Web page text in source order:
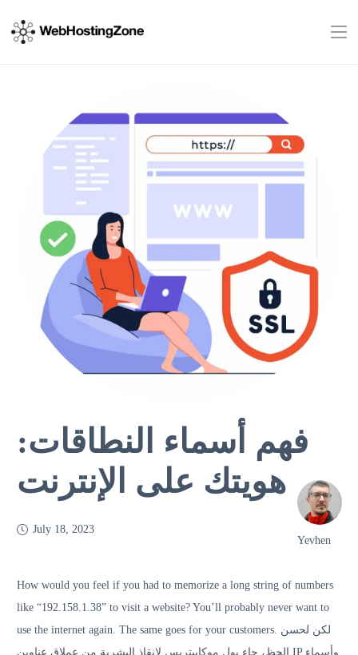
فهم أسماء النطاقات:
هويتك على الإنترنت
July 18, 2023
Yevhen
How would you feel if you had to memorize a long string of numbers
like “192.158.1.38” to visit a website? You’ll probably never want to
use the internet again. The same goes for your customers. لكن لحسن
الحظ، جاء بول موكابيتريس لإنقاذ البشرية من عملاق عناوين IP وأسماء